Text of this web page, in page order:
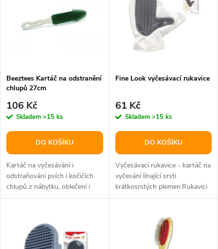
p
r
o
d
u
s
p
r
o
d
u
Beeztees Kartáč na odstranění
chlupů 27cm
106 Kč
Skladem >15 ks
DO KOŠÍKU
Kartáč na vyčesávání i
odstraňování psích i kočičích
chlupů z nábytku, oblečení i
potahů v autě.
Fine Look vyčesávací rukavice
61 Kč
Skladem >15 ks
DO KOŠÍKU
Vyčesávací rukavice - kartáč na
vyčesání línající srsti
krátkosrstých plemen.Rukavici
navléknete na ruku tak, aby...